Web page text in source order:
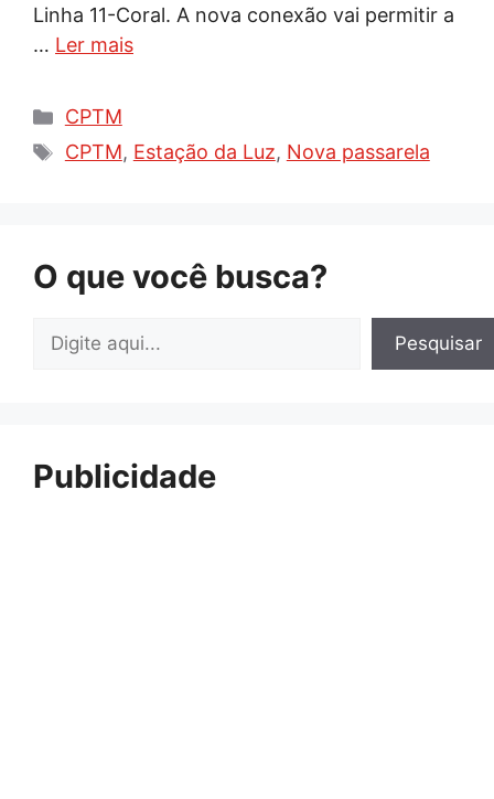
Linha 11-Coral. A nova conexão vai permitir a
… Ler mais
Categorias
CPTM
Tags
CPTM, Estação da Luz, Nova passarela
O que você busca?
Pesquisar Pesquisar
Publicidade